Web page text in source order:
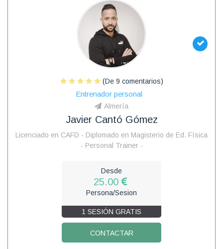
(De 9 comentarios)
Entrenador personal
Almería
Javier Cantó Gómez
Licenciado en CAFD - Diplomado en Magisterio de Ed. Física
- Personal Trainer -
Desde
25.00
Persona/Sesion
1 SESIÓN GRATIS
CONTACTAR